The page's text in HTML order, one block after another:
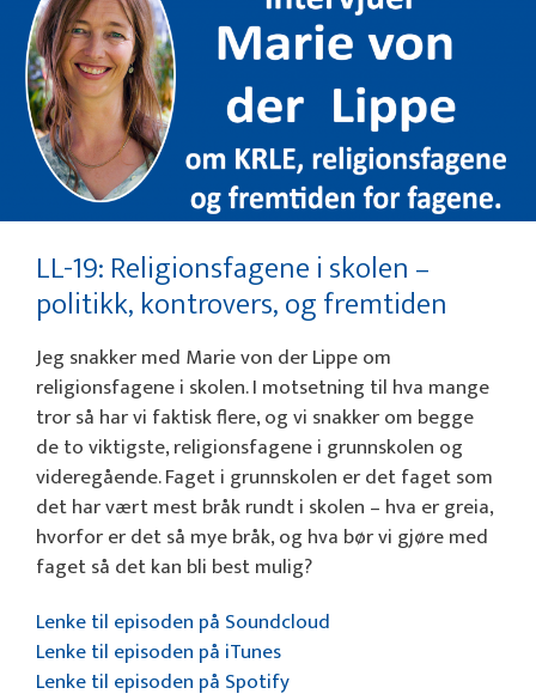
LL-19: Religionsfagene i skolen –
politikk, kontrovers, og fremtiden
Jeg snakker med Marie von der Lippe om
religionsfagene i skolen. I motsetning til hva mange
tror så har vi faktisk flere, og vi snakker om begge
de to viktigste, religionsfagene i grunnskolen og
videregående. Faget i grunnskolen er det faget som
det har vært mest bråk rundt i skolen – hva er greia,
hvorfor er det så mye bråk, og hva bør vi gjøre med
faget så det kan bli best mulig?
Lenke til episoden på Soundcloud
Lenke til episoden på iTunes
Lenke til episoden på Spotify